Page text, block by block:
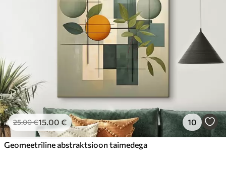
25.00€15.00 € 10
Geomeetriline abstraktsioon taimedega